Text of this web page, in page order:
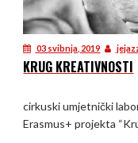
03 svibnja, 2019
KRUG KREATIVNOSTI
cirkuski umjetnički
Erasmus+ projekta